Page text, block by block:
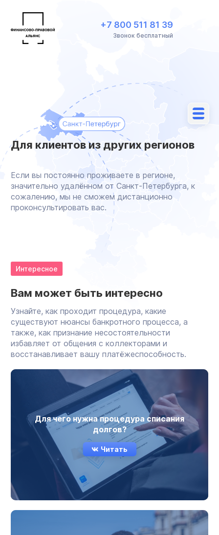
+7 800 511 81 39
Звонок бесплатный
Для клиентов из других регионов
Если вы постоянно проживаете в регионе,
значительно удалённом от Санкт-Петербурга, к
сожалению, мы не сможем дистанционно
проконсультировать вас.
Интересное
Вам может быть интересно
Узнайте, как проходит процедура, какие
существуют нюансы банкротного процесса, а
также, как признание несостоятельности
избавляет от общения с коллекторами и
восстанавливает вашу платёжеспособность.
Для чего нужна процедура списания
долгов?
Читать